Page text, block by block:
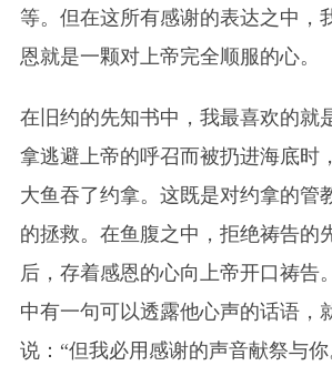
等。但在这所有感谢的表达之中，
恩就是一颗对上帝完全顺服的心。
在旧约的先知书中，我最喜欢的就
拿逃避上帝的呼召而被扔进海底时
大鱼吞了约拿。这既是对约拿的管
的拯救。在鱼腹之中，拒绝祷告的
后，存着感恩的心向上帝开口祷告
中有一句可以透露他心声的话语，
说：“但我必用感谢的声音献祭与你